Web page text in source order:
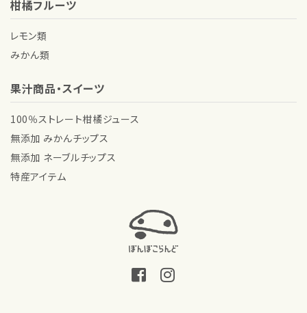
柑橘フルーツ
レモン類
みかん類
果汁商品・スイーツ
100％ストレート柑橘ジュース
無添加 みかんチップス
無添加 ネーブルチップス
特産アイテム